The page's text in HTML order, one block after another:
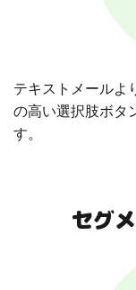
テキストメールよ
の高い選択肢ボタ
す。
セグ